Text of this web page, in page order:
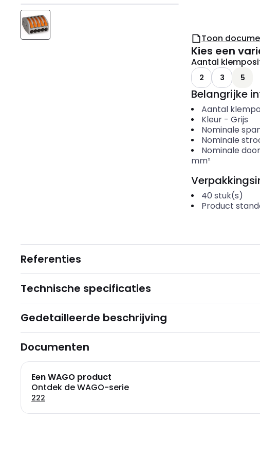
Toon
Kies een
Aantal
2 3 5
Belangrijke
Aantal
Kleur- Grijs
Nominale
Nominale
Nominale
mm²
40 stuk(s)
Product
Referenties
Technische specificaties
Gedetailleerde beschrijving
Documenten
Een WAGO product
Ontdek de WAGO-serie
222